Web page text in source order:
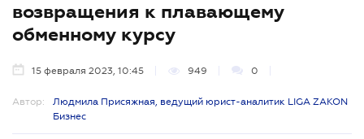
возвращения к плавающему
обменному курсу
15 февраля 2023, 10:45 949 0
Автор:
Людмила Присяжная, ведущий юрист-аналитик LIGA ZAKON
Бизнес